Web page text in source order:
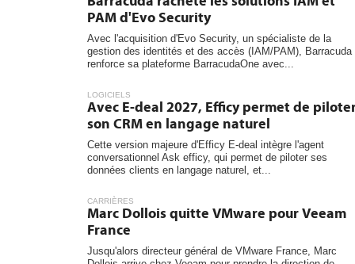
PAM d'Evo Security
Avec l'acquisition d'Evo Security, un spécialiste de la
gestion des identités et des accès (IAM/PAM), Barracuda
renforce sa plateforme BarracudaOne avec...
LOGICIELS
Avec E-deal 2027, Efficy permet de
son CRM en langage naturel
Cette version majeure d'Efficy E-deal intègre l'agent
conversationnel Ask efficy, qui permet de piloter ses
données clients en langage naturel, et...
CARRIÈRES
Marc Dollois quitte VMware pour Veeam
France
Jusqu'alors directeur général de VMware France, Marc